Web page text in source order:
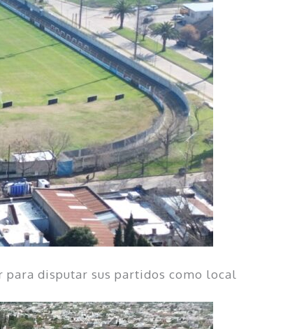
disputar sus partidos como local